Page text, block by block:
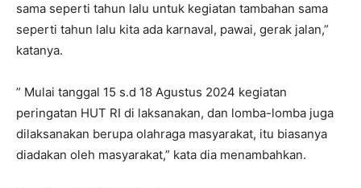
sama seperti tahun lalu untuk kegiatan tambahan sama
seperti tahun lalu kita ada karnaval, pawai, gerak jalan,”
katanya.
” Mulai tanggal 15 s.d 18 Agustus 2024 kegiatan
peringatan HUT RI di laksanakan, dan lomba-lomba juga
dilaksanakan berupa olahraga masyarakat, itu biasanya
diadakan oleh masyarakat,” kata dia menambahkan.